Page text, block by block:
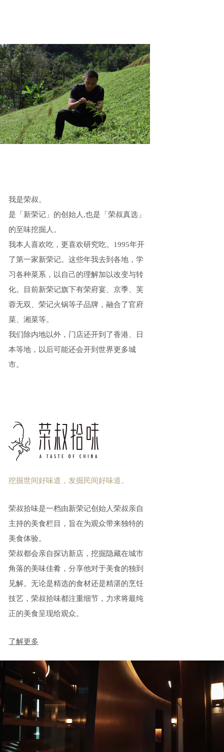
我是荣叔。
是「新荣记」的创始人,也是「荣叔真选」
的至味挖掘人。
我本人喜欢吃，更喜欢研究吃。1995年开
了第一家新荣记。这些年我去到各地，学
习各种菜系，以自己的理解加以改变与转
化。目前新荣记旗下有荣府宴、京季、芙
蓉无双、荣记火锅等子品牌，融合了官府
菜、湘菜等。
我们除内地以外，门店还开到了香港、日
本等地，以后可能还会开到世界更多城
市。
挖掘世间好味道，发掘民间好味道。
荣叔拾味是一档由新荣记创始人荣叔亲自
主持的美食栏目，旨在为观众带来独特的
美食体验。
荣叔都会亲自探访新店，挖掘隐藏在城市
角落的美味佳肴，分享他对于美食的独到
见解。无论是精选的食材还是精湛的烹饪
技艺，荣叔拾味都注重细节，力求将最纯
正的美食呈现给观众。
了解更多